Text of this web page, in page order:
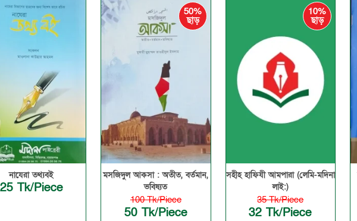
নাযেরা তথ্যবই
25 Tk/Piece
50%
ছাড়
মসজিদুল আকসা : অতীত, বর্তমান,
ভবিষ্যত
100 Tk/Piece
50 Tk/Piece
10%
ছাড়
সহীহ হাফিযী আমপারা (লেমি-মদিনা
লাই:)
35 Tk/Piece
32 Tk/Piece